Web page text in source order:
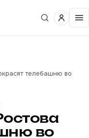
телебашню во
во